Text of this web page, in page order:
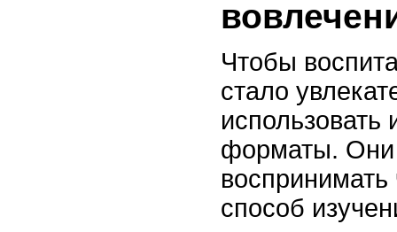
Чтобы
стало
использовать
форматы. Они
воспринимать
способ